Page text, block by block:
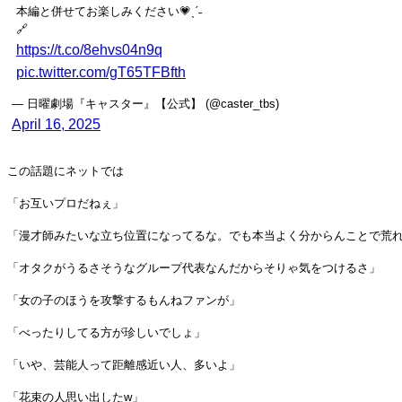
本編と併せてお楽しみください💗ˎˊ˗
🔗
https://t.co/8ehvs04n9q
pic.twitter.com/gT65TFBfth
— 日曜劇場『キャスター』【公式】 (@caster_tbs)
April 16, 2025
この話題にネットでは
「お互いプロだねぇ」
「漫才師みたいな立ち位置になってるな。でも本当よく分からんことで荒
「オタクがうるさそうなグループ代表なんだからそりゃ気をつけるさ」
「女の子のほうを攻撃するもんねファンが」
「べったりしてる方が珍しいでしょ」
「いや、芸能人って距離感近い人、多いよ」
「花束の人思い出したw」